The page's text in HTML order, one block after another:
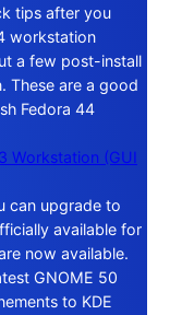
tips after you
workstation
a few post-install
These are a good
Fedora 44
Workstation (GUI
can upgrade to
available for
now available.
GNOME 50
to KDE